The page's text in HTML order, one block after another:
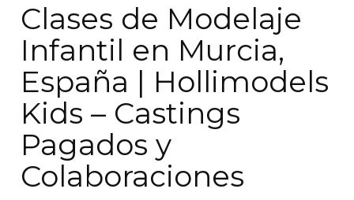
Clases de Modelaje
Infantil en Murcia,
España | Hollimodels
Kids – Castings
Pagados y
Colaboraciones